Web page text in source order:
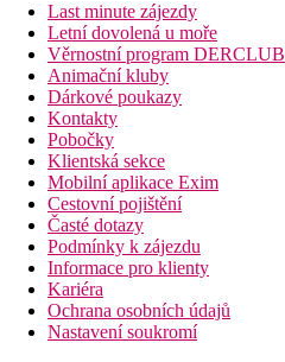
Last minute zájezdy
Letní dovolená u moře
Věrnostní program DERCLUB
Animační kluby
Dárkové poukazy
Kontakty
Pobočky
Klientská sekce
Mobilní aplikace Exim
Cestovní pojištění
Časté dotazy
Podmínky k zájezdu
Informace pro klienty
Kariéra
Ochrana osobních údajů
Nastavení soukromí